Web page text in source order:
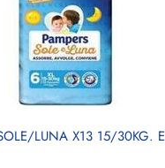
LUNA X13 15/30KG.